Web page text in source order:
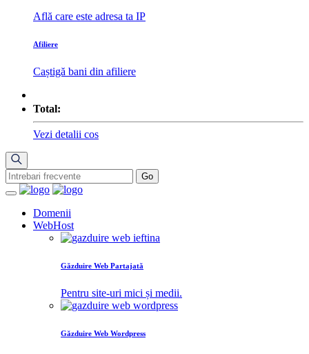
Află care este adresa ta IP
Afiliere
Caștigă bani din afiliere
Total:
Vezi detalii cos
Domenii
WebHost
Găzduire Web Partajată
Pentru site-uri mici și medii.
Găzduire Web Wordpress